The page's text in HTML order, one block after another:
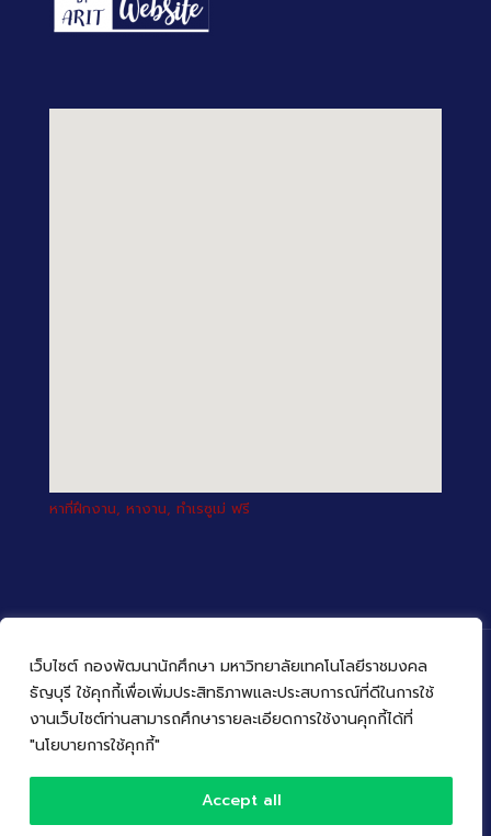
เว็บไซต์ กองพัฒนานักศึกษา มหาวิทยาลัยเทคโนโลยีราชมงคล
ธัญบุรี ใช้คุกกี้เพื่อเพิ่มประสิทธิภาพและประสบการณ์ที่ดีในการใช้
งานเว็บไซต์ท่านสามารถศึกษารายละเอียดการใช้งานคุกกี้ได้ที่
"นโยบายการใช้คุกกี้"
Accept all
หาที่ฝึกงาน, หางาน, ทำเรซูเม่ ฟรี
© 2022 กองพัฒนานักศึกษา มหาวิทยาลัยเทคโนโลยีราชมงคล